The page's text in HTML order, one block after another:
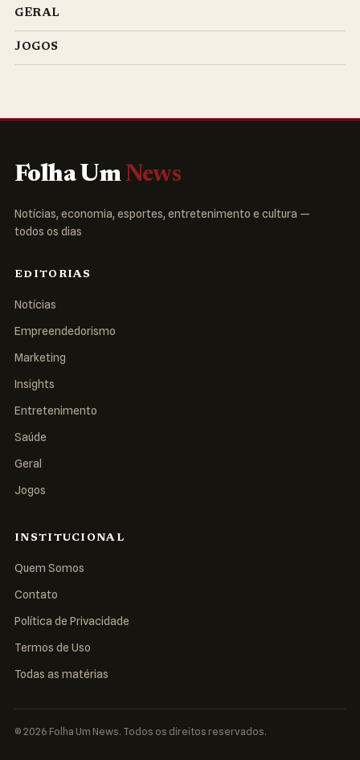
GERAL
JOGOS
Folha Um News
Notícias, economia, esportes, entretenimento e cultura —
todos os dias
EDITORIAS
Notícias
Empreendedorismo
Marketing
Insights
Entretenimento
Saúde
Geral
Jogos
INSTITUCIONAL
Quem Somos
Contato
Política de Privacidade
Termos de Uso
Todas as matérias
© 2026 Folha Um News. Todos os direitos reservados.